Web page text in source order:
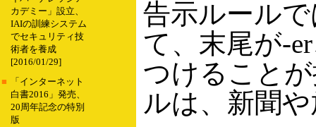
カデミー」設立、
IAIの訓練システム
でセキュリティ技
術者を養成
[2016/01/29]
■
「インターネット
白書2016」発売、
20周年記念の特別
版
告示ルール
て、末尾が-
つけること
ルは、新聞